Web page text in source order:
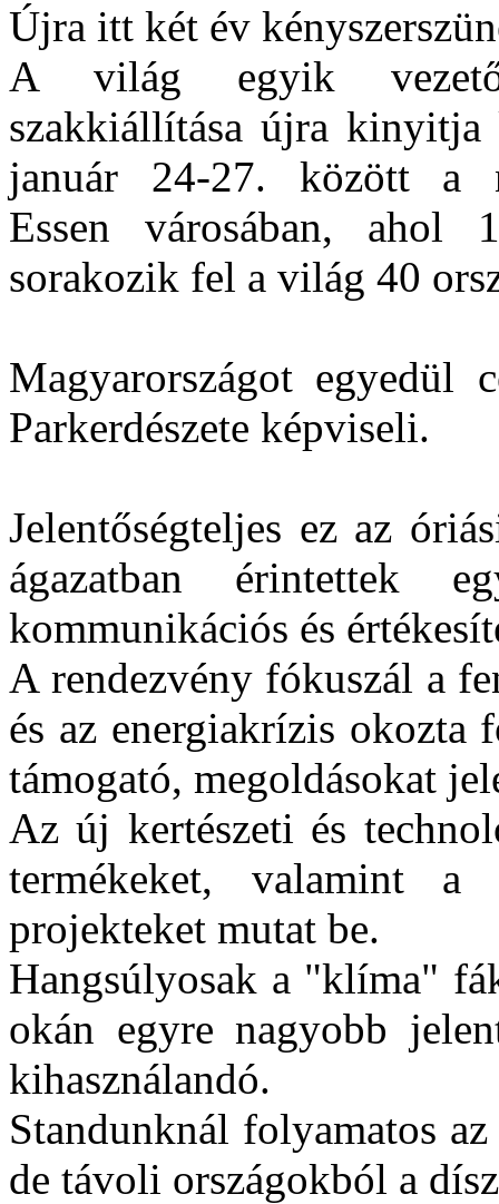
Újra itt két év
A világ egyik vezető
szakkiállítása újra kinyitja
január 24-27. között a
Essen városában, ahol
sorakozik fel a világ 40
Magyarországot egyedül
Parkerdészete képviseli.
Jelentőségteljes ez az
ágazatban érintettek
kommunikációs és
A rendezvény fókuszál a
és az energiakrízis okozta
támogató, megoldásokat
Az új kertészeti és
termékeket, valamint a
projekteket mutat be.
Hangsúlyosak a "klíma"
okán egyre nagyobb
kihasználandó.
Standunknál folyamatos
de távoli országokból a